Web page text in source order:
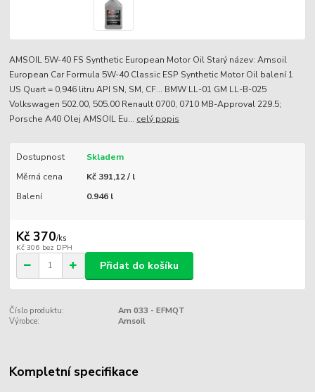
AMSOIL 5W-40 FS Synthetic European Motor Oil Starý název: Amsoil
European Car Formula 5W-40 Classic ESP Synthetic Motor Oil balení 1
US Quart = 0,946 litru API SN, SM, CF... BMW LL-01 GM LL-B-025
Volkswagen 502.00, 505.00 Renault 0700, 0710 MB-Approval 229.5;
Porsche A40 Olej AMSOIL Eu... celý popis
Dostupnost
Skladem
Měrná cena
Kč 391,12 / l
Balení
0.946 l
Kč 370/ks
Kč 306 bez DPH
Přidat do košíku
Číslo produktu:
Am 033 - EFMQT
Výrobce:
Amsoil
Kompletní specifikace